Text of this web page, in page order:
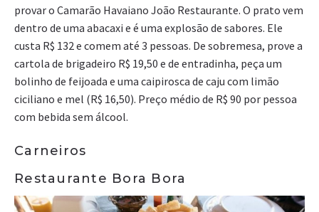
provar o Camarão Havaiano João Restaurante. O prato vem
dentro de uma abacaxi e é uma explosão de sabores. Ele
custa R$ 132 e comem até 3 pessoas. De sobremesa, prove a
cartola de brigadeiro R$ 19,50 e de entradinha, peça um
bolinho de feijoada e uma caipirosca de caju com limão
ciciliano e mel (R$ 16,50). Preço médio de R$ 90 por pessoa
com bebida sem álcool.
Carneiros
Restaurante Bora Bora